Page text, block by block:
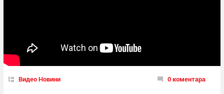
Видео Новини 0 коментара